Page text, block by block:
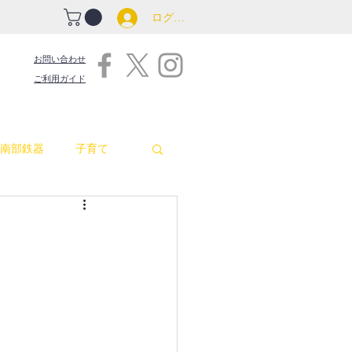
ログイン
お問い合わせ
ご利用ガイド
南部鉄器 子育て
吉原商店街情報